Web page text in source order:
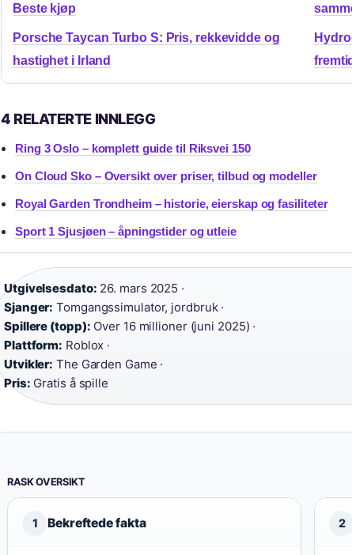
Beste kjøp
Porsche Taycan Turbo S: Pris, rekkevidde og
hastighet i Irland
4 RELATERTE INNLEGG
Ring 3 Oslo – komplett guide til Riksvei 150
On Cloud Sko – Oversikt over priser, tilbud og modeller
Royal Garden Trondheim – historie, eierskap og fasiliteter
Sport 1 Sjusjøen – åpningstider og utleie
Utgivelsesdato: 26. mars 2025 ·
Sjanger: Tomgangssimulator, jordbruk ·
Spillere (topp): Over 16 millioner (juni 2025) ·
Plattform: Roblox ·
Utvikler: The Garden Game ·
Pris: Gratis å spille
RASK OVERSIKT
1 Bekreftede fakta 2